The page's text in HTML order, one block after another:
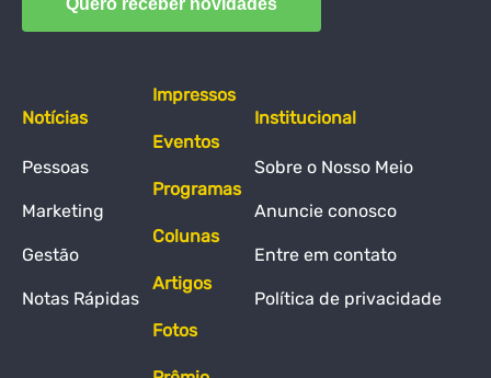
Notícias
Pessoas
Marketing
Gestão
Notas Rápidas
Impressos
Eventos
Programas
Colunas
Artigos
Fotos
Institucional
Sobre o Nosso Meio
Anuncie conosco
Entre em contato
Política de privacidade